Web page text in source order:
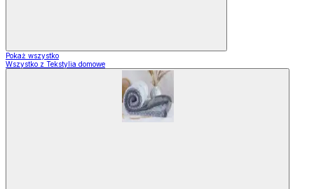
Pokaż wszystko
Wszystko z Tekstylia domowe